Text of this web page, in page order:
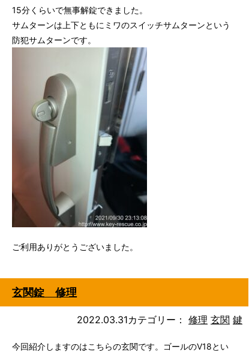
15分くらいで無事解錠できました。
サムターンは上下ともにミワのスイッチサムターンという
防犯サムターンです。
ご利用ありがとうございました。
玄関錠 修理
2022.03.31カテゴリー： 修理 玄関 鍵
今回紹介しますのはこちらの玄関です。ゴールのV18とい